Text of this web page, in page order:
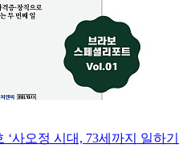
‘사오정 시대, 73세까지 일하기